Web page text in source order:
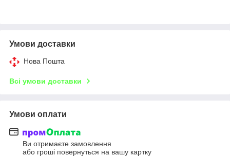
Умови доставки
Нова Пошта
Всі умови доставки
Умови оплати
Ви отримаєте замовлення
або гроші повернуться на вашу картку